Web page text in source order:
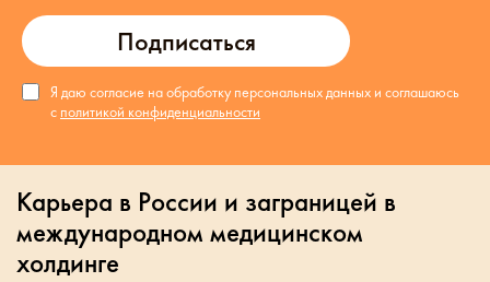
Подписаться
Я даю согласие на обработку персональных данных и соглашаюсь
с политикой конфиденциальности
Карьера в России и заграницей в
международном медицинском
холдинге